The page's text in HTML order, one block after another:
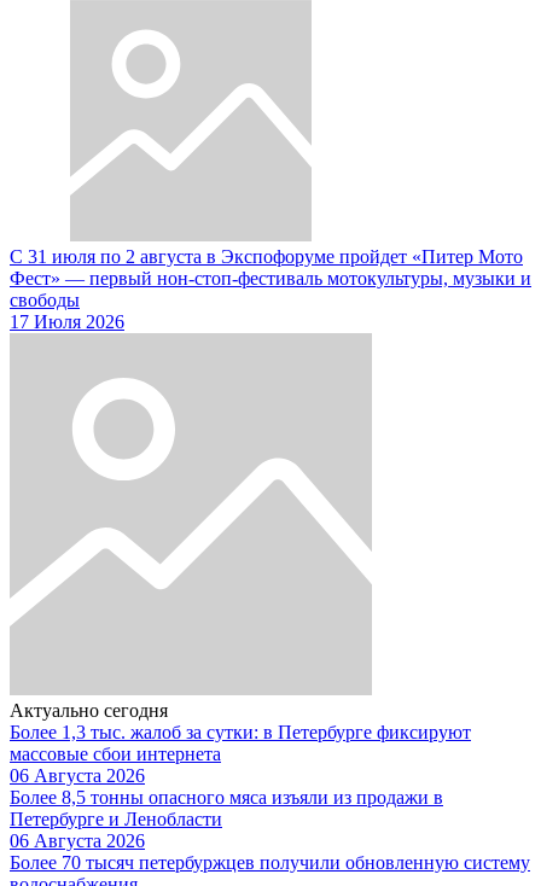
С 31 июля по 2 августа в Экспофоруме пройдет «Питер Мото
Фест» — первый нон-стоп-фестиваль мотокультуры, музыки и
свободы
17 Июля 2026
Актуально сегодня
Более 1,3 тыс. жалоб за сутки: в Петербурге фиксируют
массовые сбои интернета
06 Августа 2026
Более 8,5 тонны опасного мяса изъяли из продажи в
Петербурге и Ленобласти
06 Августа 2026
Более 70 тысяч петербуржцев получили обновленную систему